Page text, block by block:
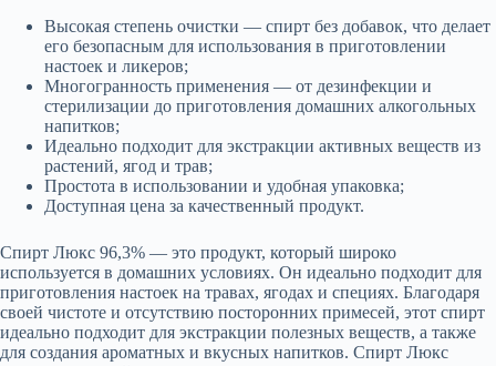
Высокая степень очистки — спирт без добавок, что делает
его безопасным для использования в приготовлении
настоек и ликеров;
Многогранность применения — от дезинфекции и
стерилизации до приготовления домашних алкогольных
напитков;
Идеально подходит для экстракции активных веществ из
растений, ягод и трав;
Простота в использовании и удобная упаковка;
Доступная цена за качественный продукт.
Спирт Люкс 96,3% — это продукт, который широко
используется в домашних условиях. Он идеально подходит для
приготовления настоек на травах, ягодах и специях. Благодаря
своей чистоте и отсутствию посторонних примесей, этот спирт
идеально подходит для экстракции полезных веществ, а также
для создания ароматных и вкусных напитков. Спирт Люкс